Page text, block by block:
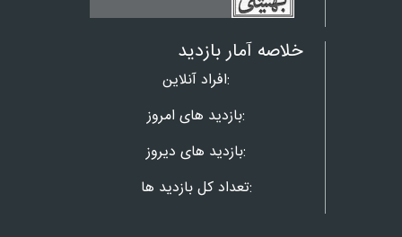
خلاصه آمار بازدید
افراد آنلاین:
بازدید های امروز:
بازدید های دیروز:
تعداد کل بازدید ها: